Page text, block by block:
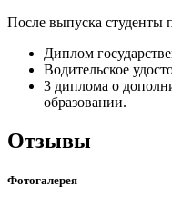
После выпуска студенты
Диплом
Водительское
3 диплома о
образовании.
Отзывы
Фотогалерея